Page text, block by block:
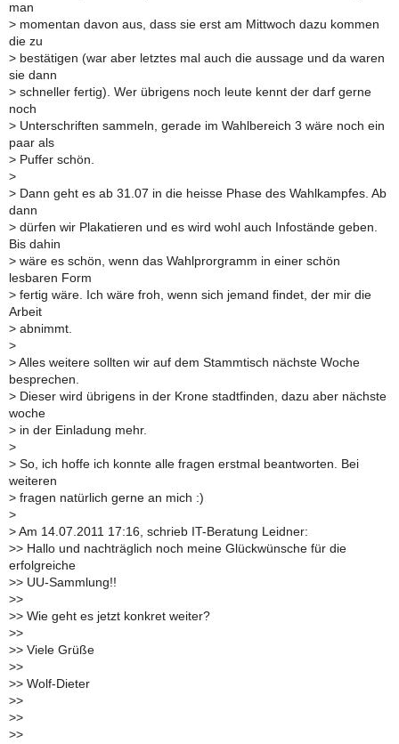
man
> momentan davon aus, dass sie erst am Mittwoch dazu kommen
die zu
> bestätigen (war aber letztes mal auch die aussage und da waren
sie dann
> schneller fertig). Wer übrigens noch leute kennt der darf gerne
noch
> Unterschriften sammeln, gerade im Wahlbereich 3 wäre noch ein
paar als
> Puffer schön.
>
> Dann geht es ab 31.07 in die heisse Phase des Wahlkampfes. Ab
dann
> dürfen wir Plakatieren und es wird wohl auch Infostände geben.
Bis dahin
> wäre es schön, wenn das Wahlprorgramm in einer schön
lesbaren Form
> fertig wäre. Ich wäre froh, wenn sich jemand findet, der mir die
Arbeit
> abnimmt.
>
> Alles weitere sollten wir auf dem Stammtisch nächste Woche
besprechen.
> Dieser wird übrigens in der Krone stadtfinden, dazu aber nächste
woche
> in der Einladung mehr.
>
> So, ich hoffe ich konnte alle fragen erstmal beantworten. Bei
weiteren
> fragen natürlich gerne an mich :)
>
> Am 14.07.2011 17:16, schrieb IT-Beratung Leidner:
>> Hallo und nachträglich noch meine Glückwünsche für die
erfolgreiche
>> UU-Sammlung!!
>>
>> Wie geht es jetzt konkret weiter?
>>
>> Viele Grüße
>>
>> Wolf-Dieter
>>
>>
>>